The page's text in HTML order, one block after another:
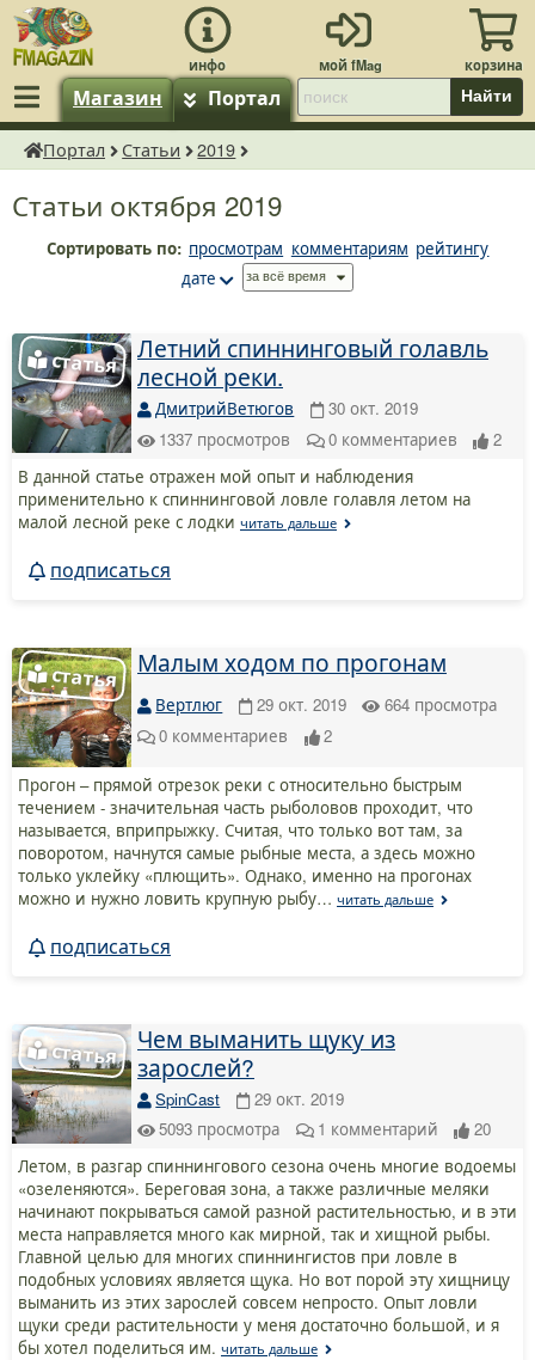
Магазин Портал Найти
fMagazin.ru
Портал Статьи 2019
Статьи октября 2019
Сортировать по: просмотрам комментариям рейтингу
дате
Летний спиннинговый голавль
лесной реки.
ДмитрийВетюгов
30 окт. 2019
1337 просмотров 0 комментариев
2
В данной статье отражен мой опыт и наблюдения
применительно к спиннинговой ловле голавля летом на
малой лесной реке с лодки читать дальше
подписаться
Малым ходом по прогонам
Вертлюг 29 окт. 2019 664 просмотра
0 комментариев 2
Прогон – прямой отрезок реки с относительно быстрым
течением - значительная часть рыболовов проходит, что
называется, вприпрыжку. Считая, что только вот там, за
поворотом, начнутся самые рыбные места, а здесь можно
только уклейку «плющить». Однако, именно на прогонах
можно и нужно ловить крупную рыбу… читать дальше
подписаться
Чем выманить щуку из
зарослей?
SpinCast
29 окт. 2019
5093 просмотра 1 комментарий
20
Летом, в разгар спиннингового сезона очень многие водоемы
«озеленяются». Береговая зона, а также различные меляки
начинают покрываться самой разной растительностью, и в эти
места направляется много как мирной, так и хищной рыбы.
Главной целью для многих спиннингистов при ловле в
подобных условиях является щука. Но вот порой эту хищницу
выманить из этих зарослей совсем непросто. Опыт ловли
щуки среди растительности у меня достаточно большой, и я
бы хотел поделиться им. читать дальше